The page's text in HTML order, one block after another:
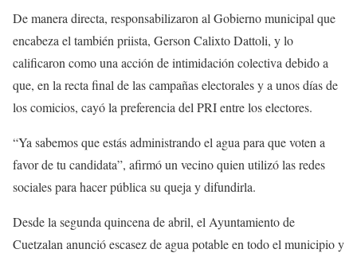
De manera directa, responsabilizaron al Gobierno municipal que
encabeza el también priista, Gerson Calixto Dattoli, y lo
calificaron como una acción de intimidación colectiva debido a
que, en la recta final de las campañas electorales y a unos días de
los comicios, cayó la preferencia del PRI entre los electores.
“Ya sabemos que estás administrando el agua para que voten a
favor de tu candidata”, afirmó un vecino quien utilizó las redes
sociales para hacer pública su queja y difundirla.
Desde la segunda quincena de abril, el Ayuntamiento de
Cuetzalan anunció escasez de agua potable en todo el municipio y